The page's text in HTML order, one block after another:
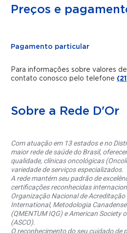
Preços e
Pagamento particular
Para informações sobre valores
contato conosco pelo telefone
Sobre a Rede D'Or
Com atuação em 13 estados e no
maior rede de saúde do Brasil,
qualidade, clínicas oncológicas
variedade de serviços especializados.
A rede mantém seu padrão de
certificações reconhecidas
Organização Nacional de
International, Metodologia
(QMENTUM IQG) e American Society
(ASCO).
O reconhecimento do seu cuidado de